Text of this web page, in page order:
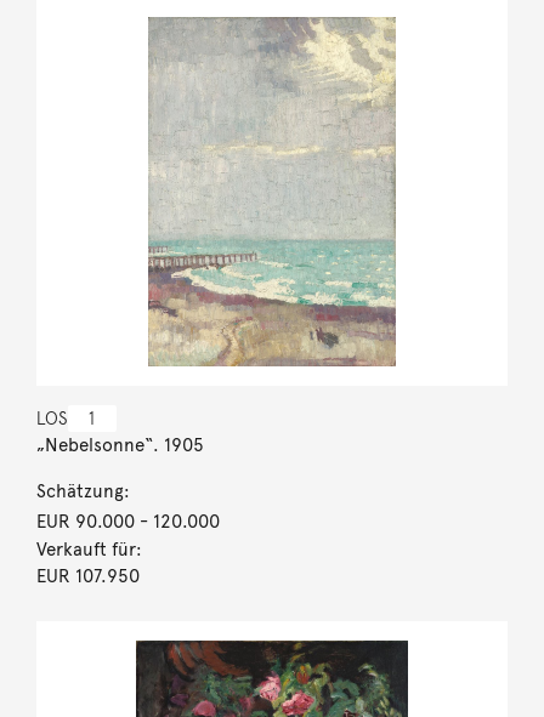
LOS 1
„Nebelsonne“. 1905
Schätzung:
EUR 90.000- 120.000
Verkauft für:
EUR 107.950